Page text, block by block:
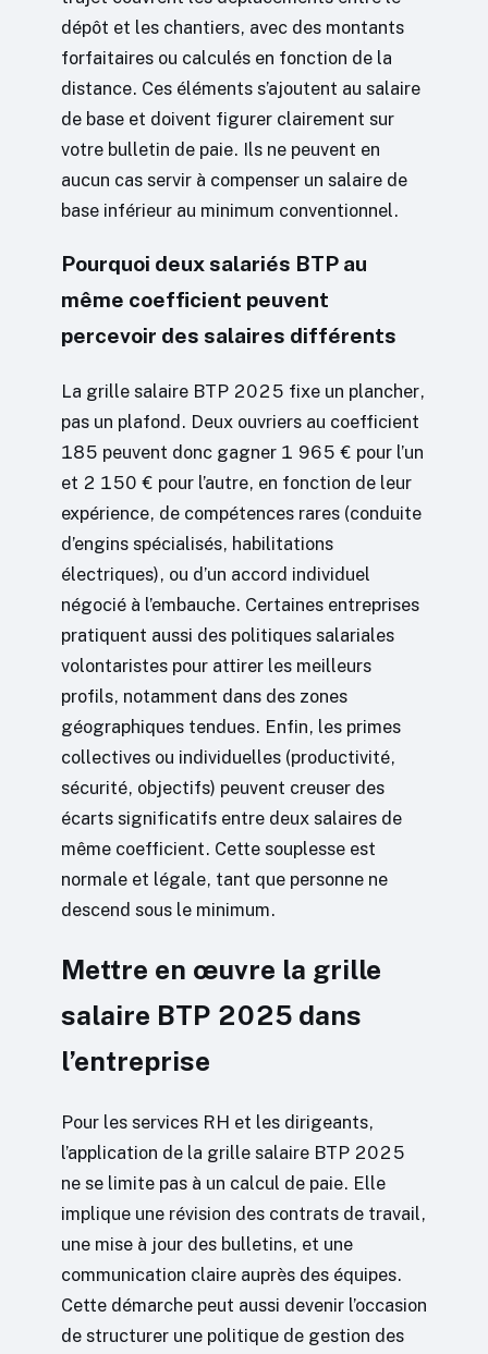
dépôt et les chantiers, avec des montants
forfaitaires ou calculés en fonction de la
distance. Ces éléments s’ajoutent au salaire
de base et doivent figurer clairement sur
votre bulletin de paie. Ils ne peuvent en
aucun cas servir à compenser un salaire de
base inférieur au minimum conventionnel.
Pourquoi deux salariés BTP au
même coefficient peuvent
percevoir des salaires différents
La grille salaire BTP 2025 fixe un plancher,
pas un plafond. Deux ouvriers au coefficient
185 peuvent donc gagner 1 965 € pour l’un
et 2 150 € pour l’autre, en fonction de leur
expérience, de compétences rares (conduite
d’engins spécialisés, habilitations
électriques), ou d’un accord individuel
négocié à l’embauche. Certaines entreprises
pratiquent aussi des politiques salariales
volontaristes pour attirer les meilleurs
profils, notamment dans des zones
géographiques tendues. Enfin, les primes
collectives ou individuelles (productivité,
sécurité, objectifs) peuvent creuser des
écarts significatifs entre deux salaires de
même coefficient. Cette souplesse est
normale et légale, tant que personne ne
descend sous le minimum.
Mettre en œuvre la grille
salaire BTP 2025 dans
l’entreprise
Pour les services RH et les dirigeants,
l’application de la grille salaire BTP 2025
ne se limite pas à un calcul de paie. Elle
implique une révision des contrats de travail,
une mise à jour des bulletins, et une
communication claire auprès des équipes.
Cette démarche peut aussi devenir l’occasion
de structurer une politique de gestion des